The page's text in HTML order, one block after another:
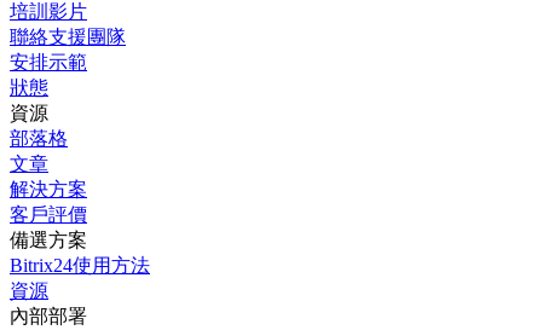
培訓影片
聯絡支援團隊
安排示範
狀態
資源
部落格
文章
解決方案
客戶評價
備選方案
Bitrix24使用方法
資源
內部部署